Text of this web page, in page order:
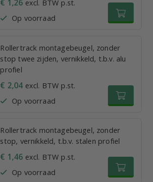
€ 1,26 excl. BTW p.st.
Op voorraad
Rollertrack montagebeugel, zonder
stop twee zijden, vernikkeld, t.b.v. alu
profiel
€ 2,04 excl. BTW p.st.
Op voorraad
Rollertrack montagebeugel, zonder
stop, vernikkeld, t.b.v. stalen profiel
€ 1,46 excl. BTW p.st.
Op voorraad